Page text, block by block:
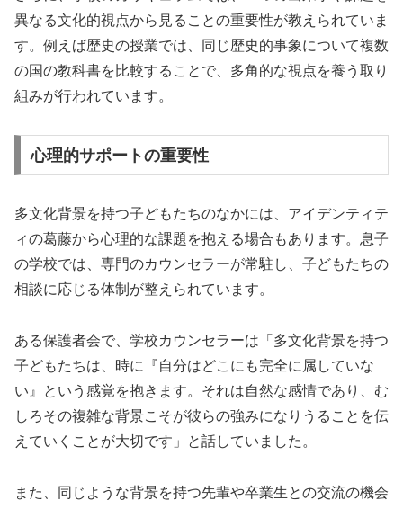
異なる文化的視点から見ることの重要性が教えられていま
す。例えば歴史の授業では、同じ歴史的事象について複数
の国の教科書を比較することで、多角的な視点を養う取り
組みが行われています。
心理的サポートの重要性
多文化背景を持つ子どもたちのなかには、アイデンティテ
ィの葛藤から心理的な課題を抱える場合もあります。息子
の学校では、専門のカウンセラーが常駐し、子どもたちの
相談に応じる体制が整えられています。
ある保護者会で、学校カウンセラーは「多文化背景を持つ
子どもたちは、時に『自分はどこにも完全に属していな
い』という感覚を抱きます。それは自然な感情であり、む
しろその複雑な背景こそが彼らの強みになりうることを伝
えていくことが大切です」と話していました。
また、同じような背景を持つ先輩や卒業生との交流の機会